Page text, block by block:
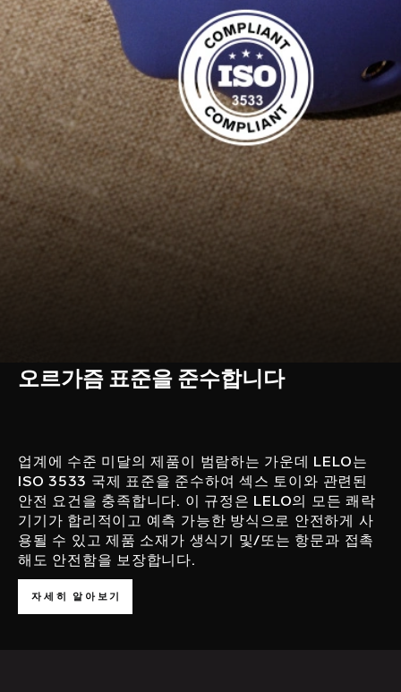
오르가즘 표준을 준수합니다
업계에 수준 미달의 제품이 범람하는 가운데 LELO는
ISO 3533 국제 표준을 준수하여 섹스 토이와 관련된
안전 요건을 충족합니다. 이 규정은 LELO의 모든 쾌락
기기가 합리적이고 예측 가능한 방식으로 안전하게 사
용될 수 있고 제품 소재가 생식기 및/또는 항문과 접촉
해도 안전함을 보장합니다.
자세히 알아보기